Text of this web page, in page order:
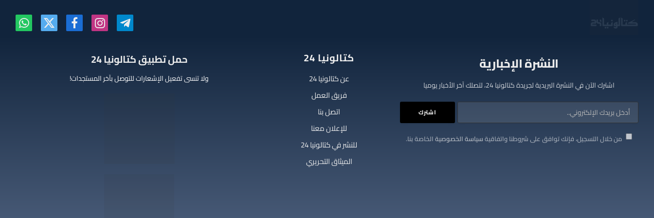
تيلقرام الانستغرامفيسبوكX
واتساب
النشرة الإخبارية
اشترك الآن في النشرة البريدية لجريدة كتالونيا 24، لتصلك آخر الأخبار يوميا
من خلال التسجيل، فإنك توافق على شروطنا واتفاقيةسياسة الخصوصيةالخاصة بنا.
كتالونيا 24
عن كتالونيا 24
فريق العمل
اتصل بنا
للإعلان معنا
للنشر في كتالونيا 24
الميثاق التحريري
‫حمل تطبيق كتالونيا 24
ولا تنسى تفعيل الإشعارات للتوصل بآخر المستجدات!